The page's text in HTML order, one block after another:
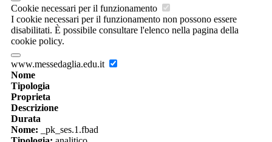
Cookie necessari per il funzionamento
I cookie necessari per il funzionamento non possono essere
disabilitati. È possibile consultare l'elenco nella pagina della
cookie policy.
www.messedaglia.edu.it
Nome
Tipologia
Proprieta
Descrizione
Durata
Nome: _pk_ses.1.fbad